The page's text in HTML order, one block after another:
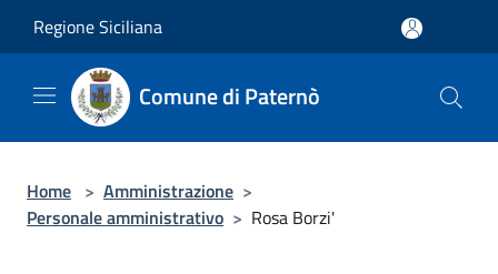
Regione Siciliana
Comune di Paternò
Home > Amministrazione >
Personale amministrativo > Rosa Borzi'